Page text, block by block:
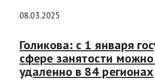
08.03.2025
Голикова: с 1 января
сфере занятости
удаленно в 84 регионах